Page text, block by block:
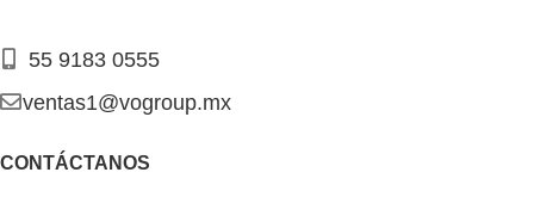
55 9183 0555
ventas1@vogroup.mx
CONTÁCTANOS